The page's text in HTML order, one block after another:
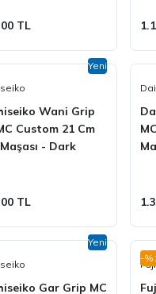
TL
Yeni
Wani Grip
Custom 21 Cm
- Dark
TL
Yeni
Gar Grip MC
-